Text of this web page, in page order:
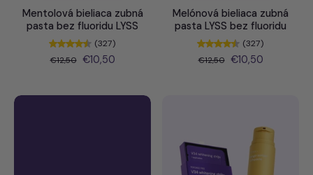
Mentolová bieliaca zubná
pasta bez fluoridu LYSS
(327)
€12,50 €10,50
Melónová bieliaca zubná
pasta LYSS bez fluoridu
(327)
€12,50 €10,50